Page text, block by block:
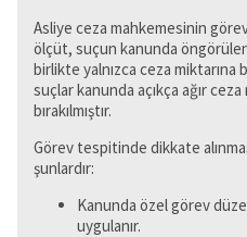
Asliye ceza mahkemesinin
ölçüt, suçun kanunda öngörülen
birlikte yalnızca ceza miktarına
suçlar kanunda açıkça ağır
bırakılmıştır.
Görev tespitinde dikkate
şunlardır:
Kanunda özel görev
uygulanır.